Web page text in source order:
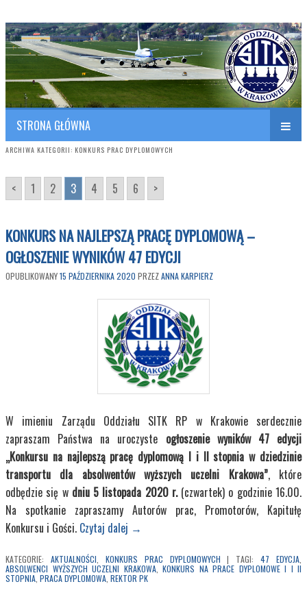
SITK RP Oddział w KRAKOWIE
Polish Association of Engineers & Technicians of Transportation
STRONA GŁÓWNA
ARCHIWA KATEGORII: KONKURS PRAC DYPLOMOWYCH
< 1 2 3 4 5 6 >
KONKURS NA NAJLEPSZĄ PRACĘ DYPLOMOWĄ –
OGŁOSZENIE WYNIKÓW 47 EDYCJI
OPUBLIKOWANY15 PAŹDZIERNIKA 2020 PRZEZANNA KARPIERZ
W imieniu Zarządu Oddziału SITK RP w Krakowie serdecznie
zapraszam Państwa na uroczyste ogłoszenie wyników 47 edycji
„Konkursu na najlepszą pracę dyplomową I i II stopnia w dziedzinie
transportu dla absolwentów wyższych uczelni Krakowa”, które
odbędzie się w dniu 5 listopada 2020 r.(czwartek) o godzinie 16.00.
Na spotkanie zapraszamy Autorów prac, Promotorów, Kapitułę
Konkursu i Gości. Czytaj dalej →
KATEGORIE: AKTUALNOŚCI KONKURS PRAC DYPLOMOWYCH | TAGI: 47 EDYCJA
ABSOLWENCI WYŻSZYCH UCZELNI KRAKOWA, KONKURS NA PRACE DYPLOMOWE I I II
STOPNIA PRACA DYPLOMOWA REKTOR PK